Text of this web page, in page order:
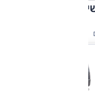
דגמים